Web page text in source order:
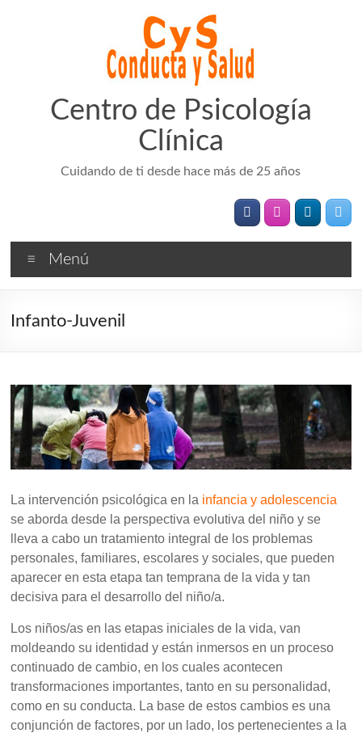
Centro de Psicología
Clínica
Cuidando de ti desde hace más de 25 años
Menú
Infanto-Juvenil
La intervención psicológica en la infancia y adolescencia
se aborda desde la perspectiva evolutiva del niño y se
lleva a cabo un tratamiento integral de los problemas
personales, familiares, escolares y sociales, que pueden
aparecer en esta etapa tan temprana de la vida y tan
decisiva para el desarrollo del niño/a.
Los niños/as en las etapas iniciales de la vida, van
moldeando su identidad y están inmersos en un proceso
continuado de cambio, en los cuales acontecen
transformaciones importantes, tanto en su personalidad,
como en su conducta. La base de estos cambios es una
conjunción de factores, por un lado, los pertenecientes a la